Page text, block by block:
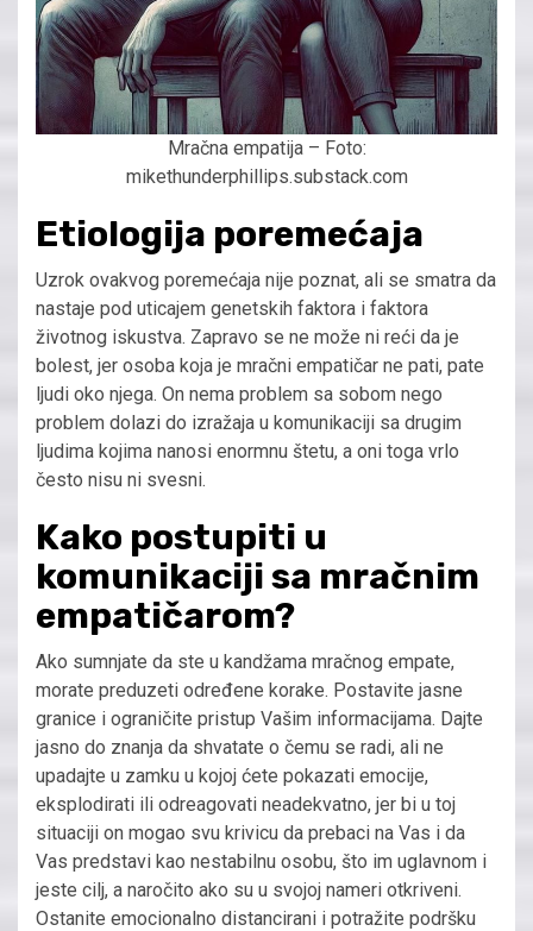
Mračna empatija – Foto:
mikethunderphillips.substack.com
Etiologija poremećaja
Uzrok ovakvog poremećaja nije poznat, ali se smatra da
nastaje pod uticajem genetskih faktora i faktora
životnog iskustva. Zapravo se ne može ni reći da je
bolest, jer osoba koja je mračni empatičar ne pati, pate
ljudi oko njega. On nema problem sa sobom nego
problem dolazi do izražaja u komunikaciji sa drugim
ljudima kojima nanosi enormnu štetu, a oni toga vrlo
često nisu ni svesni.
Kako postupiti u
komunikaciji sa mračnim
empatičarom?
Ako sumnjate da ste u kandžama mračnog empate,
morate preduzeti određene korake. Postavite jasne
granice i ograničite pristup Vašim informacijama. Dajte
jasno do znanja da shvatate o čemu se radi, ali ne
upadajte u zamku u kojoj ćete pokazati emocije,
eksplodirati ili odreagovati neadekvatno, jer bi u toj
situaciji on mogao svu krivicu da prebaci na Vas i da
Vas predstavi kao nestabilnu osobu, što im uglavnom i
jeste cilj, a naročito ako su u svojoj nameri otkriveni.
Ostanite emocionalno distancirani i potražite podršku